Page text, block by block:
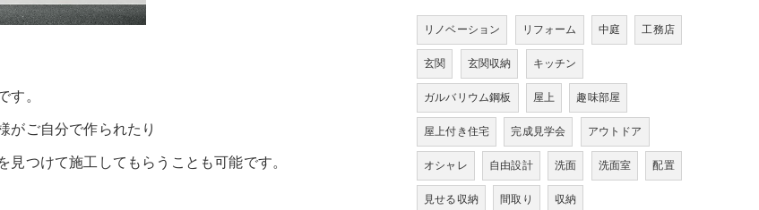
。
がご自分で作られたり
つけて施工してもらうことも可能です。
リノベーション リフォーム 中庭
工務店
玄関
玄関収納
キッチン
ガルバリウム鋼板
屋上
趣味部屋
屋上付き住宅
完成見学会
アウトドア
オシャレ
自由設計 洗面 洗面室
配置
見せる収納
間取り
収納